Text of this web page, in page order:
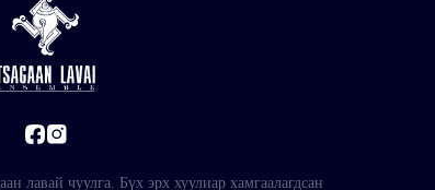
лавай чуулга. Бүх эрх хуулиар хамгаалагдсан